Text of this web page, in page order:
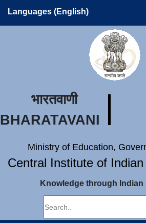
Languages (English)
भारतवाणी
BHARATAVANI
Ministry of Education,
Central Institute of
Knowledge through Indian